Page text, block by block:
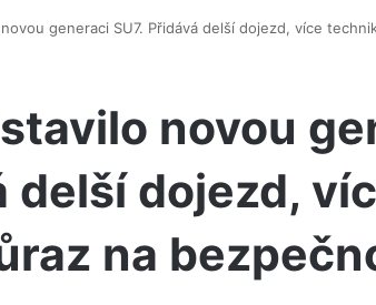
generaci SU7. Přidává delší dojezd, více
novou
delší dojezd,
na